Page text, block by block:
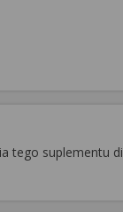
tego suplementu